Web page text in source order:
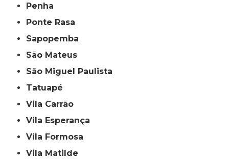
Penha
Ponte Rasa
Sapopemba
São Mateus
São Miguel Paulista
Tatuapé
Vila Carrão
Vila Esperança
Vila Formosa
Vila Matilde